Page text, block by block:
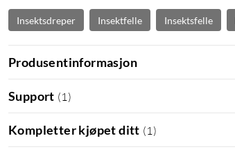
Insektsdreper Insektfelle Insektsfelle
Produsentinformasjon
Support (1 )
Kompletter kjøpet ditt (1 )